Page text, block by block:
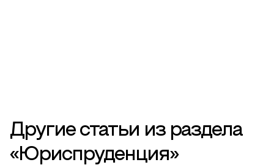
Другие статьи из раздела
«Юриспруденция»